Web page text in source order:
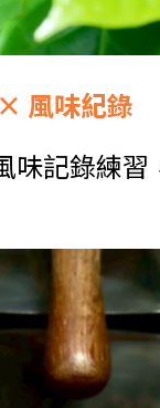
風味紀錄
味記錄練